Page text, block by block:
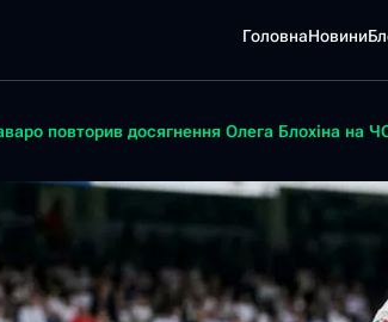
ГоловнаНовини
повторив досягнення Олега Блохіна на